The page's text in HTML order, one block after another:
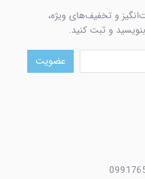
و تخفیف‌های ویژه،
و ثبت کنید.
عضویت